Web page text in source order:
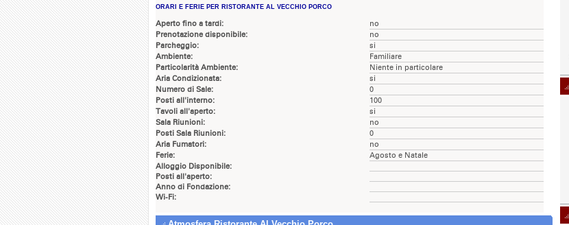
ORARI E FERIE PER RISTORANTE AL VECCHIO PORCO
Aperto fino a tardi:
no
Prenotazione disponibile:
no
Parcheggio:
si
Ambiente:
Familiare
Particolarità Ambiente:
Niente in particolare
Aria Condizionata:
si
Numero di Sale:
0
Posti all'interno:
100
Tavoli all'aperto:
si
Sala Riunioni:
no
Posti Sala Riunioni:
0
Aria Fumatori:
no
Ferie:
Agosto e Natale
Alloggio Disponibile:
Posti all'aperto:
Anno di Fondazione:
Wi-Fi: